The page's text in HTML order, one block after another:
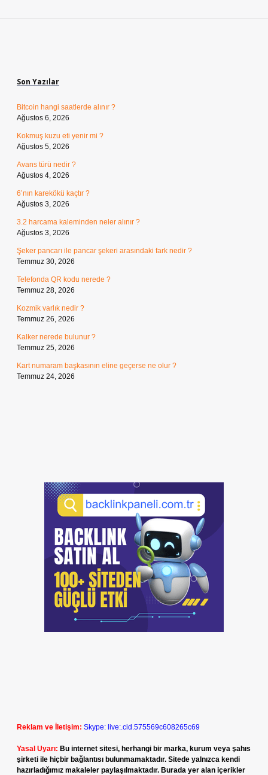
Son Yazılar
Bitcoin hangi saatlerde alınır ?
Ağustos 6, 2026
Kokmuş kuzu eti yenir mi ?
Ağustos 5, 2026
Avans türü nedir ?
Ağustos 4, 2026
6’nın karekökü kaçtır ?
Ağustos 3, 2026
3.2 harcama kaleminden neler alınır ?
Ağustos 3, 2026
Şeker pancarı ile pancar şekeri arasındaki fark nedir ?
Temmuz 30, 2026
Telefonda QR kodu nerede ?
Temmuz 28, 2026
Kozmik varlık nedir ?
Temmuz 26, 2026
Kalker nerede bulunur ?
Temmuz 25, 2026
Kart numaram başkasının eline geçerse ne olur ?
Temmuz 24, 2026
Reklam ve İletişim: Skype: live:.cid.575569c608265c69
Yasal Uyarı: Bu internet sitesi, herhangi bir marka, kurum veya şahıs
şirketi ile hiçbir bağlantısı bulunmamaktadır. Sitede yalnızca kendi
hazırladığımız makaleler paylaşılmaktadır. Burada yer alan içerikler